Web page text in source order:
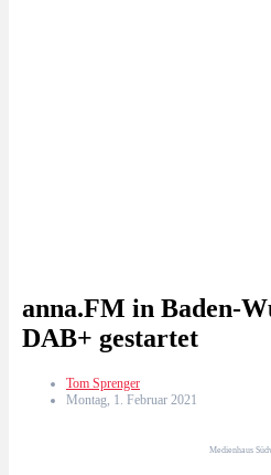
anna.FM in Baden-
DAB+ gestartet
Tom Sprenger
Montag, 1. Februar 2021
Medienhaus